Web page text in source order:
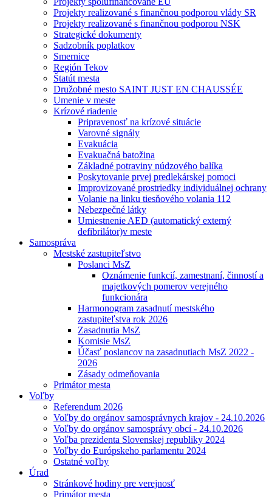
Projekty realizované s finančnou podporou vlády SR
Projekty realizované s finančnou podporou NSK
Strategické dokumenty
Sadzobník poplatkov
Smernice
Región Tekov
Štatút mesta
Družobné mesto SAINT JUST EN CHAUSSÉE
Umenie v meste
Krízové riadenie
Pripravenosť na krízové situácie
Varovné signály
Evakuácia
Evakuačná batožina
Základné potraviny núdzového balíka
Poskytovanie prvej predlekárskej pomoci
Improvizované prostriedky individuálnej ochrany
Volanie na linku tiesňového volania 112
Nebezpečné látky
Umiestnenie AED (automatický externý
defibrilátor)v meste
Samospráva
Mestské zastupiteľstvo
Poslanci MsZ
Oznámenie funkcií, zamestnaní, činností a
majetkových pomerov verejného
funkcionára
Harmonogram zasadnutí mestského
zastupiteľstva rok 2026
Zasadnutia MsZ
Komisie MsZ
Účasť poslancov na zasadnutiach MsZ 2022 -
2026
Zásady odmeňovania
Primátor mesta
Voľby
Referendum 2026
Voľby do orgánov samosprávnych krajov - 24.10.2026
Voľby do orgánov samosprávy obcí - 24.10.2026
Voľba prezidenta Slovenskej republiky 2024
Voľby do Európskeho parlamentu 2024
Ostatné voľby
Úrad
Stránkové hodiny pre verejnosť
Primátor mesta